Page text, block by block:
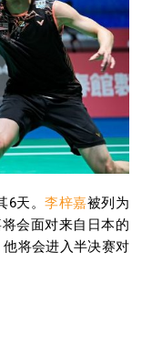
6天。李梓嘉被列为
会面对来自日本的
将会进入半决赛对